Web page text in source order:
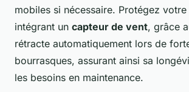
mobiles si nécessaire. Protégez
intégrant un capteur de vent, grâce
rétracte automatiquement lors de
bourrasques, assurant ainsi sa
les besoins en maintenance.